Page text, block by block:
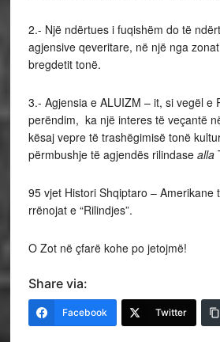
2.- Një ndërtues i fuqishëm do të
agjensive qeveritare, në një nga
bregdetit tonë.
3.- Agjensia e ALUIZM – it, si vegël e
perëndim, ka një interes të veçantë
kësaj vepre të trashëgimisë tonë
përmbushje të agjendës rilindase alla
95 vjet Histori Shqiptaro – Amerikane
rrënojat e “Rilindjes”.
O Zot në çfarë kohe po jetojmë!
Share via:
Facebook Twitter